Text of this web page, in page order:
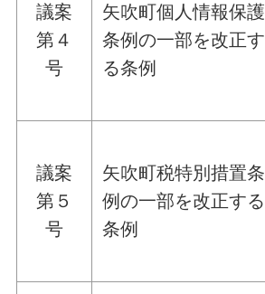
議案
第４
号
矢吹町個人情報保護
条例の一部を改正す
る条例
議案
第５
号
矢吹町税特別措置条
例の一部を改正する
条例